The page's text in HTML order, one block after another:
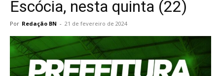
Escócia, nesta quinta (22)
Por Redação BN - 21 de fevereiro de 2024